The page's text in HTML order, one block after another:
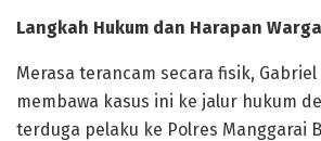
Langkah Hukum dan Harapan Warga
​Merasa terancam secara fisik,
membawa kasus ini ke jalur hukum
terduga pelaku ke Polres Manggarai